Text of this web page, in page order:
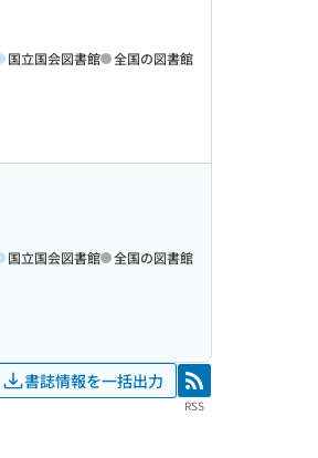
国立国会図書館 全国の図書館
国立国会図書館 全国の図書館
書誌情報を一括出力 RSS
RSS